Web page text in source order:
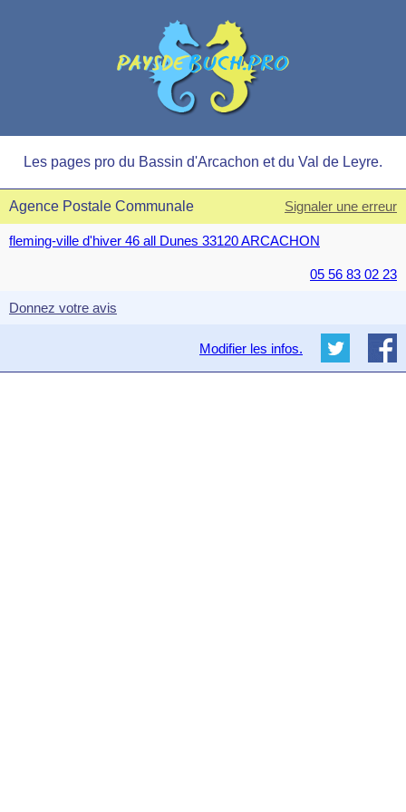
Les pages pro du Bassin d'Arcachon et du Val de Leyre.
Agence Postale Communale Signaler une erreur
fleming-ville d'hiver 46 all Dunes 33120 ARCACHON
05 56 83 02 23
Donnez votre avis
Modifier les infos.